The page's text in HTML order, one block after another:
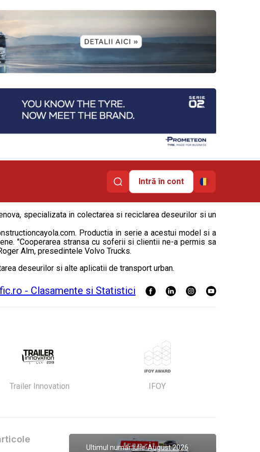
Intră în cont
specializata in colectarea si reciclarea deseurilor si un
Productia in serie a acestui model si a
"Cooperarea stransa cu soferii si clientii ne-a permis sa
Alm, presedintele Volvo Trucks.
deseurilor si alte aplicatii de transport urban.
Trailer Innovation IFOY
Ultimul număr:Iulie-August 2026